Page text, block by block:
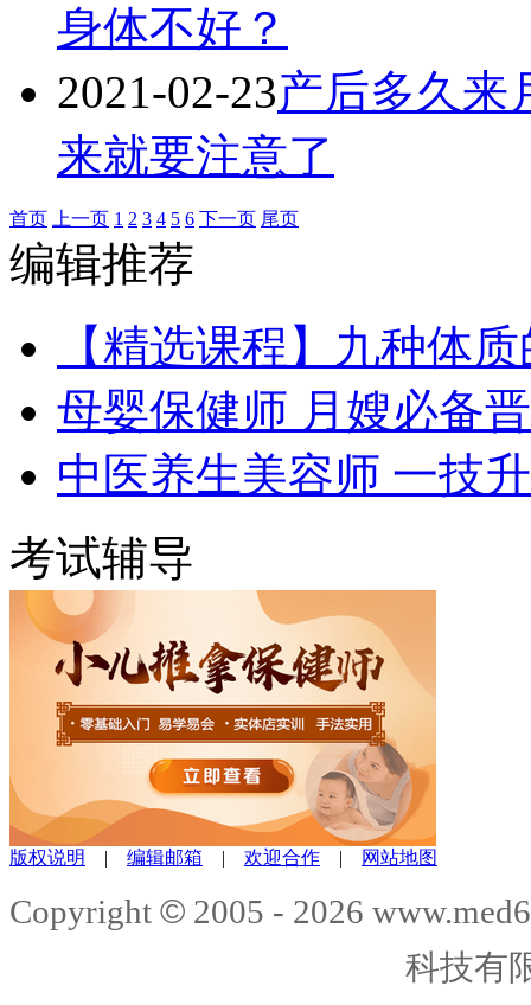
身体不好？
2021-02-23产后多久来
来就要注意了
首页 上一页 1 2 3 4 5 6 下一页 尾页
编辑推荐
【精选课程】九种体
母婴保健师 月嫂必备
中医养生美容师 一技
考试辅导
版权说明 | 编辑邮箱 | 欢迎合作 | 网站地图
Copyright © 2005 - 2026
科技有